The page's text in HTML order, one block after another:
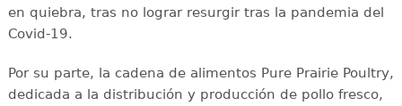
en quiebra, tras no lograr resurgir tras la pandemia del
Covid-19.
Por su parte, la cadena de alimentos Pure Prairie Poultry,
dedicada a la distribución y producción de pollo fresco,